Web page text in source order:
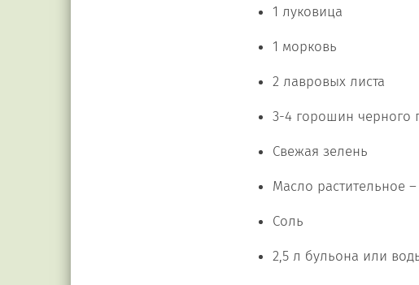
1 луковица
1 морковь
2 лавровых листа
3-4 горошин черного
Свежая зелень
Масло растительное
Соль
2,5 л бульона или